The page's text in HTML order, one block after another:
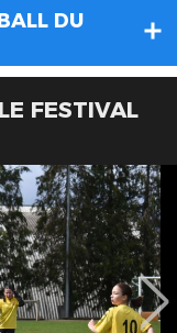
DU
FESTIVAL